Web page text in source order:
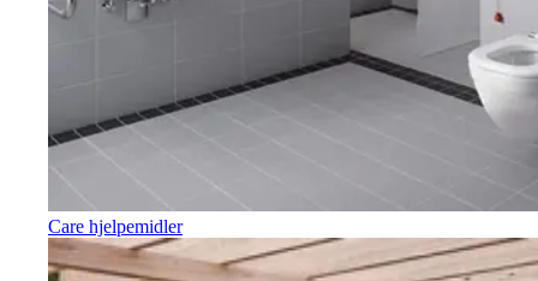
Care hjelpemidler